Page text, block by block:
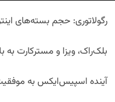
رگولاتوری: حجم بسته‌های
بلک‌راک، ویزا و مسترکارت
آینده اسپیس‌ایکس به